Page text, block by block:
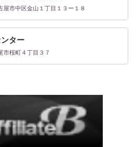
市中区金山１丁目１３ー１８
ター
市桜町４丁目３７